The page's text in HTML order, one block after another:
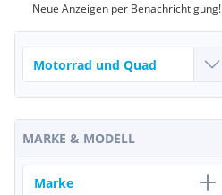
Neue Anzeigen per Benachrichtigung!
MARKE & MODELL
Marke